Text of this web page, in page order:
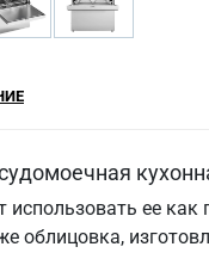
ее
облицовка,